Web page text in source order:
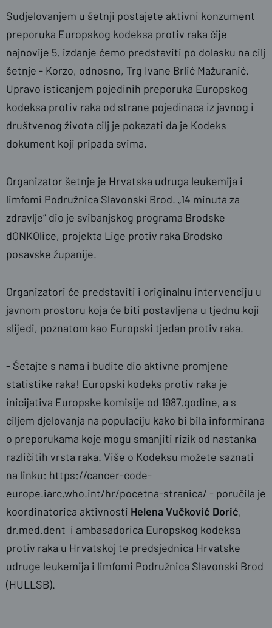
Sudjelovanjem u šetnji postajete aktivni konzument
preporuka Europskog kodeksa protiv raka čije
najnovije 5. izdanje ćemo predstaviti po dolasku na cilj
šetnje - Korzo, odnosno, Trg Ivane Brlić Mažuranić.
Upravo isticanjem pojedinih preporuka Europskog
kodeksa protiv raka od strane pojedinaca iz javnog i
društvenog života cilj je pokazati da je Kodeks
dokument koji pripada svima.
Organizator šetnje je Hrvatska udruga leukemija i
limfomi Podružnica Slavonski Brod. „14 minuta za
zdravlje“ dio je svibanjskog programa Brodske
dONKOlice, projekta Lige protiv raka Brodsko
posavske županije.
Organizatori će predstaviti i originalnu intervenciju u
javnom prostoru koja će biti postavljena u tjednu koji
slijedi, poznatom kao Europski tjedan protiv raka.
- Šetajte s nama i budite dio aktivne promjene
statistike raka! Europski kodeks protiv raka je
inicijativa Europske komisije od 1987.godine, a s
ciljem djelovanja na populaciju kako bi bila informirana
o preporukama koje mogu smanjiti rizik od nastanka
različitih vrsta raka. Više o Kodeksu možete saznati
na linku: https://cancer-code-
europe.iarc.who.int/hr/pocetna-stranica/ - poručila je
koordinatorica aktivnosti Helena Vučković Dorić,
dr.med.dent i ambasadorica Europskog kodeksa
protiv raka u Hrvatskoj te predsjednica Hrvatske
udruge leukemija i limfomi Podružnica Slavonski Brod
(HULLSB).